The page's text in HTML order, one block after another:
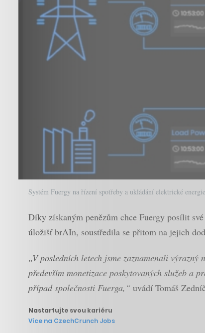
Systém Fuergy na řízení spotřeby a ukládání elektrické energie
Díky získaným penězům chce Fuergy posílit
úložišť brAIn, soustředila se přitom na jejich
„V posledních letech jsme zaznamenali
především monetizace poskytovaných služeb
případ společnosti Fuerga,“ uvádí Tomáš
Nastartujte svou kariéru
Více na CzechCrunch Jobs